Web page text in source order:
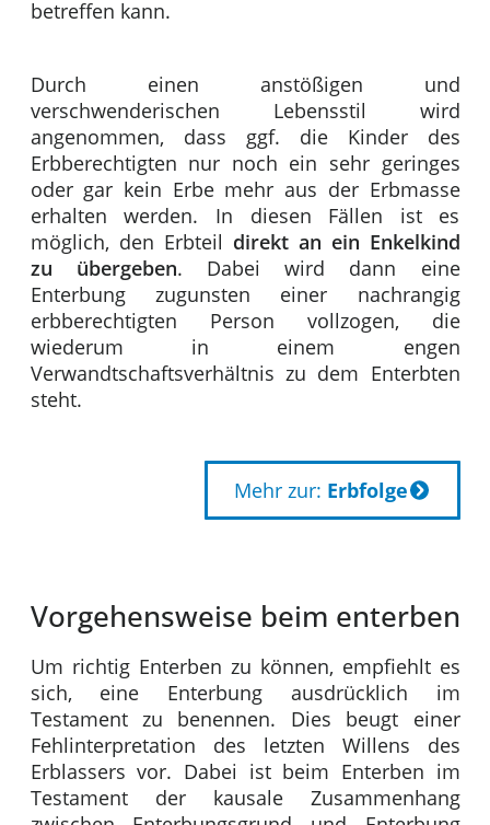
betreffen kann.
Durch einen anstößigen und
verschwenderischen Lebensstil wird
angenommen, dass ggf. die Kinder des
Erbberechtigten nur noch ein sehr geringes
oder gar kein Erbe mehr aus der Erbmasse
erhalten werden. In diesen Fällen ist es
möglich, den Erbteil direkt an ein Enkelkind
zu übergeben. Dabei wird dann eine
Enterbung zugunsten einer nachrangig
erbberechtigten Person vollzogen, die
wiederum in einem engen
Verwandtschaftsverhältnis zu dem Enterbten
steht.
Mehr zur: Erbfolge
Vorgehensweise beim enterben
Um richtig Enterben zu können, empfiehlt es
sich, eine Enterbung ausdrücklich im
Testament zu benennen. Dies beugt einer
Fehlinterpretation des letzten Willens des
Erblassers vor. Dabei ist beim Enterben im
Testament der kausale Zusammenhang